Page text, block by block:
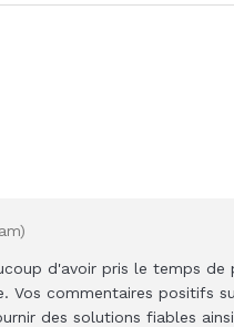
d'avoir pris le temps
Vos commentaires positifs
des solutions fiables